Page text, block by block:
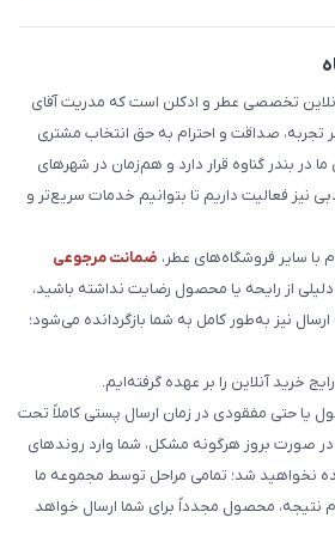
تخصصی عطر و ادکلن است که مدریت آقای
تجربه، صداقت و احترام به حق انتخاب مشتری
در بندر گناوه قرار دارد و هم‌زمان در شهرهای
نیز فعالیت داریم تا بتوانیم خدمات سریع‌تر و
با سایر فروشگاه‌های عطر، ضمانت مرجوعی
از رایحه یا محصول رضایت نداشته باشید،
نیز به‌طور کامل به شما بازگردانده می‌شود؛
خرید آنلاین را بر عهده گرفته‌ایم.
حتی مفقودی در زمان ارسال پستی کاملاً تحت
صورت بروز هرگونه مشکل، شما وارد روندهای
نخواهید شد؛ تمامی مراحل توسط مجموعه ما
محصول مجدداً برای شما ارسال خواهد